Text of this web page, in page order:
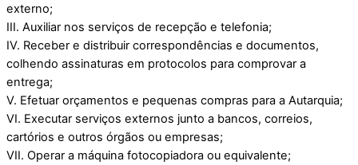
externo;
III. Auxiliar nos serviços de recepção e telefonia;
IV. Receber e distribuir correspondências e documentos,
colhendo assinaturas em protocolos para comprovar a
entrega;
V. Efetuar orçamentos e pequenas compras para a Autarquia;
VI. Executar serviços externos junto a bancos, correios,
cartórios e outros órgãos ou empresas;
VII. Operar a máquina fotocopiadora ou equivalente;